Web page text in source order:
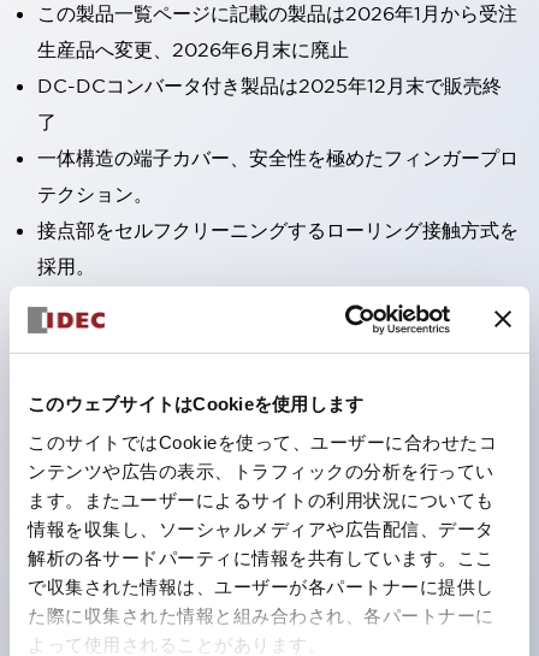
このウェブサイトはCookieを使用します
このサイトではCookieを使って、ユーザーに合わせたコ
ンテンツや広告の表示、トラフィックの分析を行ってい
ます。またユーザーによるサイトの利用状況についても
情報を収集し、ソーシャルメディアや広告配信、データ
解析の各サードパーティに情報を共有しています。ここ
で収集された情報は、ユーザーが各パートナーに提供し
た際に収集された情報と組み合わされ、各パートナーに
よって使用されることがあります。
この製品一覧ページに記載の製品は2026年1月から受注
生産品へ変更、2026年6月末に廃止
DC-DCコンバータ付き製品は2025年12月末で販売終
了
一体構造の端子カバー、安全性を極めたフィンガープロ
テクション。
接点部をセルフクリーニングするローリング接触方式を
採用。
パネル前面からの水や油の侵入をシャットアウトする保
護構造：IP65。（ただし2点押ボタンスイッチは
2つの独立した動作の押ボタンスイッチと表示灯の3つ
の機能を1つのスイッチで可能にした2点押ボタンスイッ
チも完備。
ワールドワイドなニーズに対応する各種電圧を完備。
1つで6色の役をこなすLED球（LSRD球）。これまで色
ごとに分かれていたLED球を、1色のLED球で各色を表
現できるようにしました。